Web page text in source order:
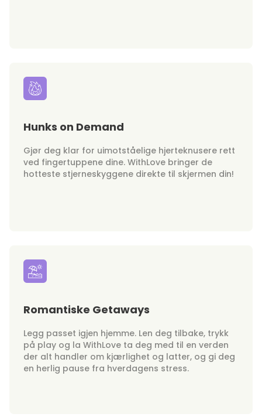
Hunks on Demand
Gjør deg klar for uimotståelige hjerteknusere rett
ved fingertuppene dine. WithLove bringer de
hotteste stjerneskyggene direkte til skjermen din!
Romantiske Getaways
Legg passet igjen hjemme. Len deg tilbake, trykk
på play og la WithLove ta deg med til en verden
der alt handler om kjærlighet og latter, og gi deg
en herlig pause fra hverdagens stress.